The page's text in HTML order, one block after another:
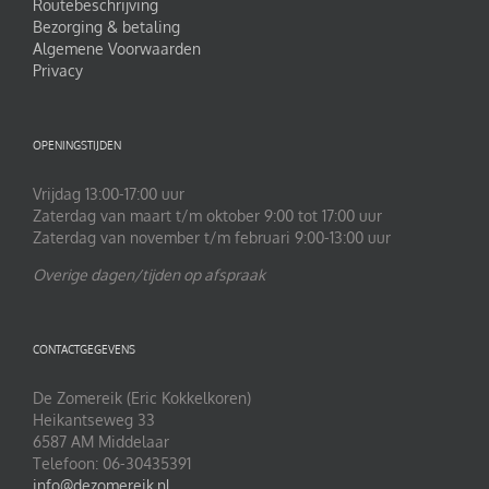
Routebeschrijving
Bezorging & betaling
Algemene Voorwaarden
Privacy
OPENINGSTIJDEN
Vrijdag 13:00-17:00 uur
Zaterdag van maart t/m oktober 9:00 tot 17:00 uur
Zaterdag van november t/m februari 9:00-13:00 uur
Overige dagen/tijden op afspraak
CONTACTGEGEVENS
De Zomereik (Eric Kokkelkoren)
Heikantseweg 33
6587 AM Middelaar
Telefoon: 06-30435391
info@dezomereik.nl